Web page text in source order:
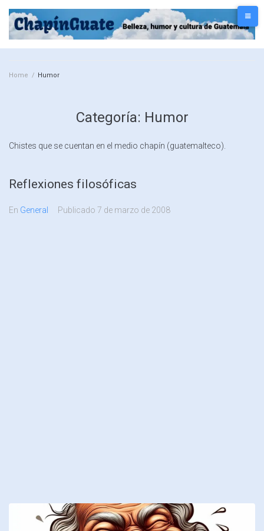
Home / Humor
Categoría: Humor
Chistes que se cuentan en el medio chapín (guatemalteco).
Reflexiones filosóficas
En General Publicado 7 de marzo de 2008